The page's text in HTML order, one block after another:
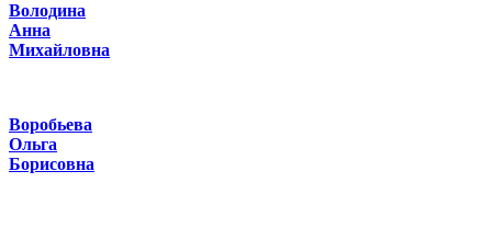
Володина
Анна
Михайловна
Воробьева
Ольга
Борисовна